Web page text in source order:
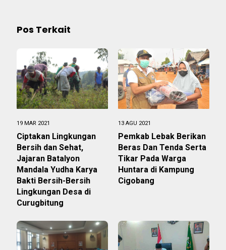
Pos Terkait
19 MAR 2021
Ciptakan Lingkungan
Bersih dan Sehat,
Jajaran Batalyon
Mandala Yudha Karya
Bakti Bersih-Bersih
Lingkungan Desa di
Curugbitung
13 AGU 2021
Pemkab Lebak Berikan
Beras Dan Tenda Serta
Tikar Pada Warga
Huntara di Kampung
Cigobang